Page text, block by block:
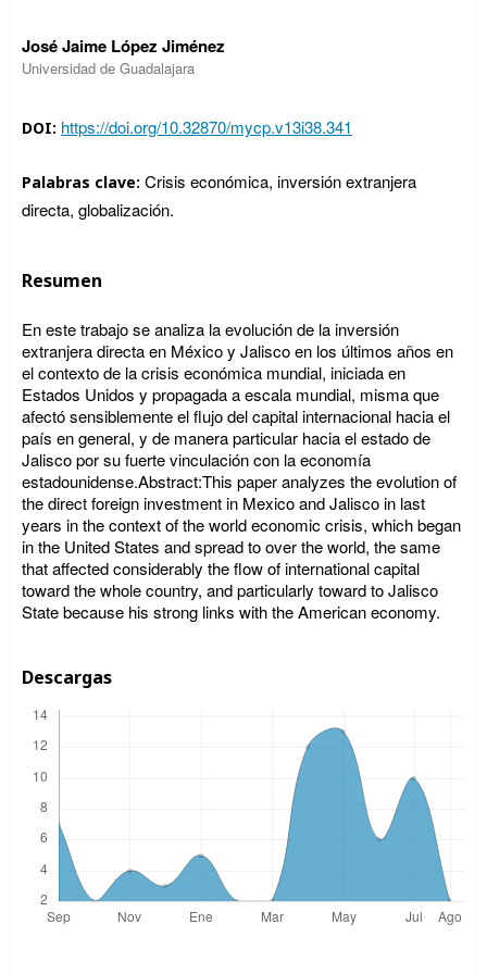
José Jaime López Jiménez
Universidad de Guadalajara
DOI: https://doi.org/10.32870/mycp.v13i38.341
Palabras clave: Crisis económica, inversión extranjera
directa, globalización.
Resumen
En este trabajo se analiza la evolución de la inversión
extranjera directa en México y Jalisco en los últimos años en
el contexto de la crisis económica mundial, iniciada en
Estados Unidos y propagada a escala mundial, misma que
afectó sensiblemente el flujo del capital internacional hacia el
país en general, y de manera particular hacia el estado de
Jalisco por su fuerte vinculación con la economía
estadounidense.Abstract:This paper analyzes the evolution of
the direct foreign investment in Mexico and Jalisco in last
years in the context of the world economic crisis, which began
in the United States and spread to over the world, the same
that affected considerably the flow of international capital
toward the whole country, and particularly toward to Jalisco
State because his strong links with the American economy.
Descargas